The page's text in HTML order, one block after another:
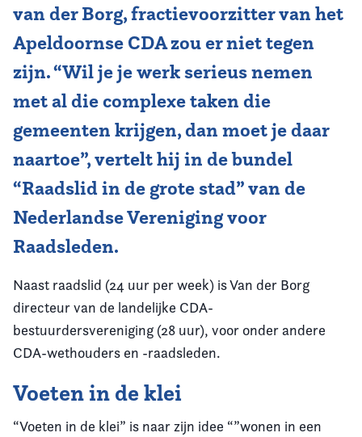
van der Borg, fractievoorzitter van het
Apeldoornse CDA zou er niet tegen
zijn. “Wil je je werk serieus nemen
met al die complexe taken die
gemeenten krijgen, dan moet je daar
naartoe”, vertelt hij in de bundel
“Raadslid in de grote stad” van de
Nederlandse Vereniging voor
Raadsleden.
Naast raadslid (24 uur per week) is Van der Borg
directeur van de landelijke CDA-
bestuurdersvereniging (28 uur), voor onder andere
CDA-wethouders en -raadsleden.
Voeten in de klei
“Voeten in de klei” is naar zijn idee “”wonen in een